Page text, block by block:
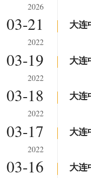
2026
03-21
2022
大连
03-19
2022
大连
03-18
2022
大连
03-17
2022
大连
03-16 大连